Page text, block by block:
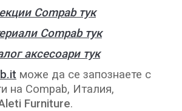
Compab тук
Compab тук
аксесоари тук
може да се запознаете с
на Compab, Италия,
Furniture.